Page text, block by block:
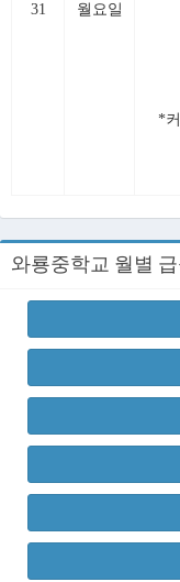
31 월요일
*
와룡중학교 월별